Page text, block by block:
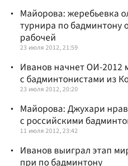
Майорова: жеребьевка
турнира по бадминтону
рабочей
23 июля 2012, 21:59
Иванов начнет ОИ-2012
с бадминтонистами из
23 июля 2012, 20:20
Майорова: Джухари
с российскими
11 июля 2012, 23:42
Иванов выиграл этап
при по бадминтону